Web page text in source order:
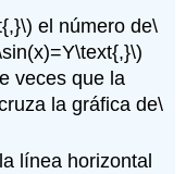
el número de\
veces que la
la gráfica de\
la línea horizontal